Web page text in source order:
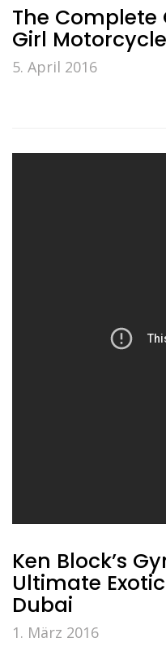
The
Girl
5. April 2016
Ken Block’s
Ultimate
Dubai
1. März 2016